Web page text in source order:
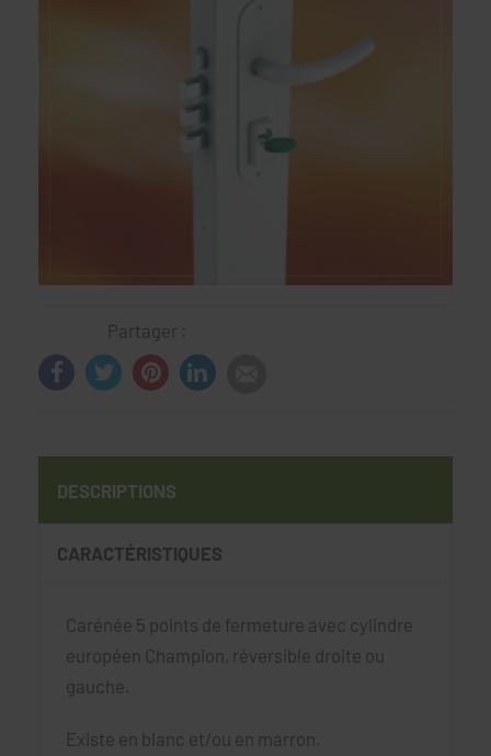
Partager :
DESCRIPTIONS
CARACTÉRISTIQUES
Carénée 5 points de fermeture avec cylindre
européen Champion, réversible droite ou
gauche.
Existe en blanc et/ou en marron.